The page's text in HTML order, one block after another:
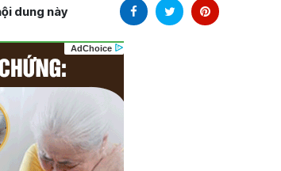
dung này